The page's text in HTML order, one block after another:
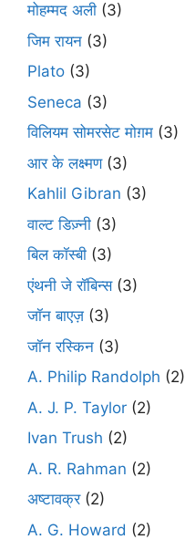
मोहम्मद अली (3)
जिम रायन (3)
Plato (3)
Seneca (3)
विलियम सोमरसेट मोग़म (3)
आर के लक्ष्मण(3)
Kahlil Gibran (3)
वाल्ट डिज़्नी (3)
बिल कॉस्बी (3)
एंथनी जे रॉबिन्स(3)
जॉन बाएज़ (3)
जॉन रस्किन (3)
A. Philip Randolph (2)
A. J. P. Taylor (2)
Ivan Trush (2)
A. R. Rahman (2)
अष्टावक्र(2)
A. G. Howard (2)